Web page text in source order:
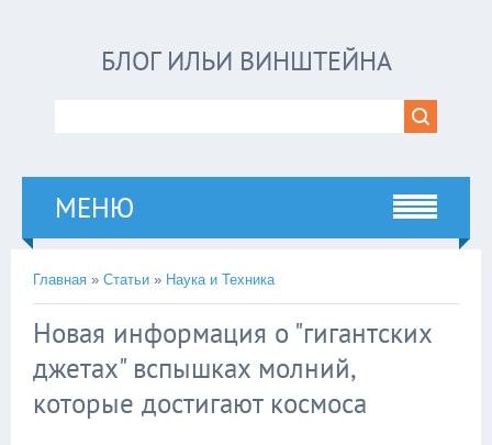
БЛОГ ИЛЬИ ВИНШТЕЙНА
МЕНЮ
Главная » Статьи » Наука и Техника
Новая информация о "гигантских
джетах" вспышках молний,
которые достигают космоса